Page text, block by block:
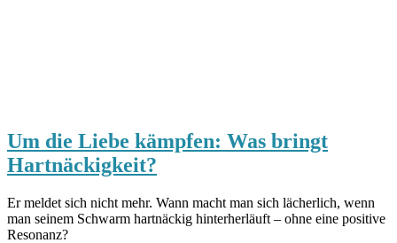
Um die Liebe kämpfen: Was bringt
Hartnäckigkeit?
Er meldet sich nicht mehr. Wann macht man sich lächerlich, wenn
man seinem Schwarm hartnäckig hinterherläuft – ohne eine positive
Resonanz?